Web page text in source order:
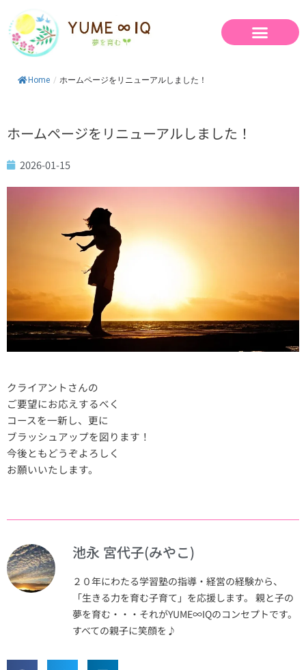
Home / ホームページをリニューアルしました！
ホームページをリニューアルしました！
2026-01-15
クライアントさんの
ご要望にお応えするべく
コースを一新し、更に
ブラッシュアップを図ります！
今後ともどうぞよろしく
お願いいたします。
池永 宮代子(みやこ)
２０年にわたる学習塾の指導・経営の経験から、
「生きる力を育む子育て」を応援します。 親と子の
夢を育む・・・それがYUME∞IQのコンセプトです。
すべての親子に笑顔を♪